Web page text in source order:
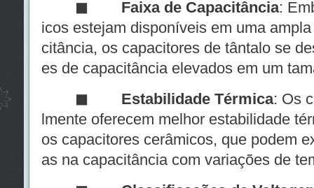
◼ Faixa de Capacitância:
icos estejam disponíveis em uma
citância, os capacitores de tântalo se
es de capacitância elevados em um
◼ Estabilidade Térmica: Os
lmente oferecem melhor estabilidade
os capacitores cerâmicos, que podem
as na capacitância com variações de